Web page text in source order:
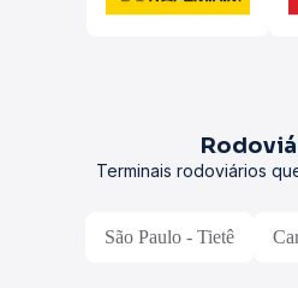
Terminais rodoviários
São Paulo - Tietê